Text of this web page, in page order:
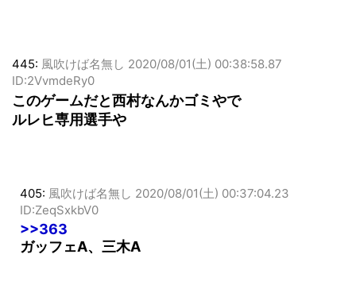
445: 風吹けば名無し 2020/08/01(土) 00:38:58.87
ID:2VvmdeRy0
このゲームだと西村なんかゴミやで
ルレヒ専用選手や
405: 風吹けば名無し 2020/08/01(土) 00:37:04.23
ID:ZeqSxkbV0
>>363
ガッフェA、三木A